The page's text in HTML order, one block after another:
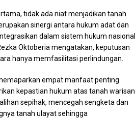
tidak ada niat menjadikan tanah
sinergi antara hukum adat dan
dalam sistem hukum nasional.
Oktoberia mengatakan, keputusan
hanya memfasilitasi perlindungan.
empat manfaat penting
kepastian hukum atas tanah warisan
sepihak, mencegah sengketa dan
tanah ulayat sehingga